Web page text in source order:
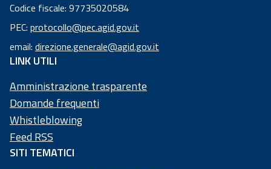
Codice fiscale: 97735020584
Codice
fiscale:
97
73
50
20
58
4
PEC: protocollo@pec.agid.gov.it
email: direzione.generale@agid.gov.it
LINK UTILI
Amministrazione trasparente
Domande frequenti
Whistleblowing
Feed RSS
SITI TEMATICI